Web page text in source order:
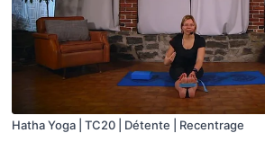
Hatha Yoga | TC20 | Détente | Recentrage